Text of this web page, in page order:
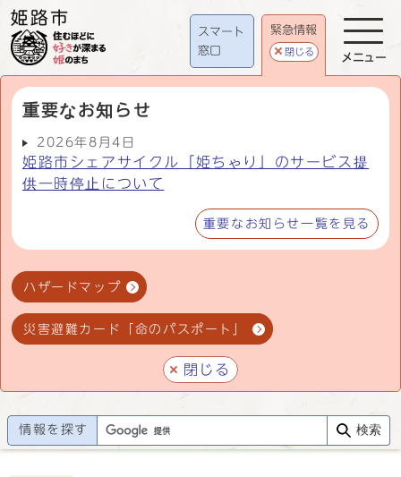
スマート
窓口
緊急情報
閉じる
重要なお知らせ
2026年8月4日
姫路市シェアサイクル「姫ちゃり」のサービス提
供一時停止について
重要なお知らせ一覧を見る
ハザードマップ
災害避難カード「命のパスポート」
閉じる
メニュー
情報を探す 検索